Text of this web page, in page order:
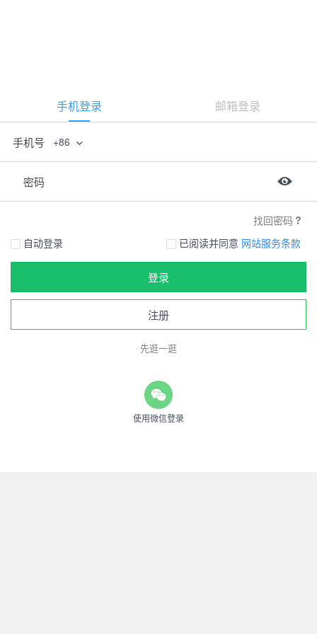
手机登录 邮箱登录
手机号 +86
密码
找回密码
自动登录
已阅读并同意 网站服务条款
登录
注册
先逛一逛
使用微信登录